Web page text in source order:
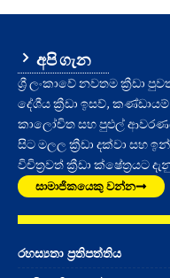
අපි ගැන
ශ්‍රී ලංකාවේ නවතම ක්‍රීඩා
දේශීය ක්‍රීඩා ඉසව්,
කාලෝචිත සහ පුළුල්
සිට මලල ක්‍රීඩා දක්වා සහ ඉන්
විචිත්‍රවත් ක්‍රීඩා ක්ෂේත්‍රයට
සාමාජිකයෙකු වන්න
රහස්‍යතා ප්‍රතිපත්තිය